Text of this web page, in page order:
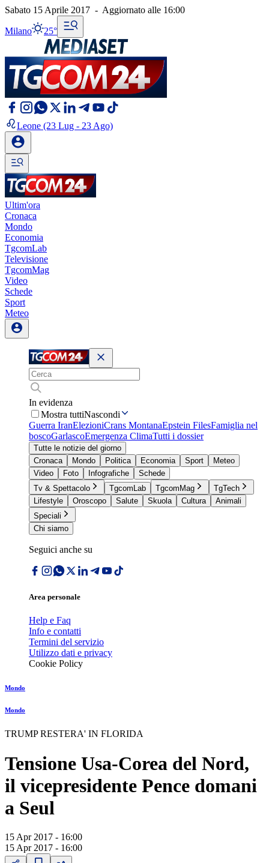
Sabato 15 Aprile 2017 - Aggiornato alle 16:00
Milano 25°
Leone (23 Lug - 23 Ago)
Ultim'ora
Cronaca
Mondo
Economia
TgcomLab
Televisione
TgcomMag
Video
Schede
Sport
Meteo
In evidenza
Mostra tuttiNascondi
Guerra IranElezioniCrans MontanaEpstein FilesFamiglia nel
boscoGarlascoEmergenza ClimaTutti i dossier
Tutte le notizie del giorno
Cronaca
Mondo Politica Economia Sport
Meteo
Video
Foto Infografiche
Schede
Tv & Spettacolo
TgcomLab TgcomMag
TgTech
Lifestyle
Oroscopo Salute Skuola Cultura
Animali
Speciali
Chi siamo
Seguici anche su
Area personale
Help e Faq
Info e contatti
Termini del servizio
Utilizzo dati e privacy
Cookie Policy
Mondo
Mondo
TRUMP RESTERA' IN FLORIDA
Tensione Usa-Corea del Nord,
il vicepresidente Pence domani
a Seul
15 Apr 2017 - 16:00
15 Apr 2017 - 16:00